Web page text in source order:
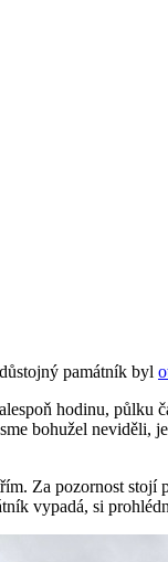
památník byl
hodinu,
bohužel
Za pozornost
vypadá, si